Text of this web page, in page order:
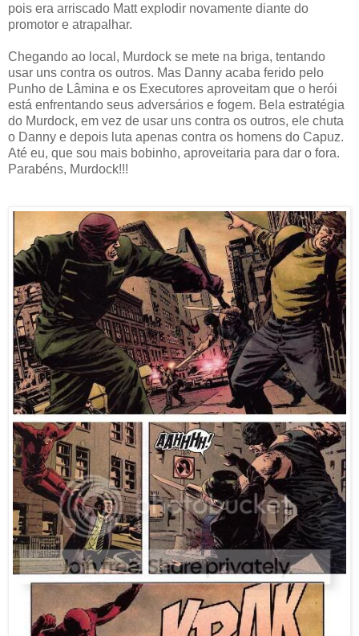
pois era arriscado Matt explodir novamente diante do
promotor e atrapalhar.
Chegando ao local, Murdock se mete na briga, tentando
usar uns contra os outros. Mas Danny acaba ferido pelo
Punho de Lâmina e os Executores aproveitam que o herói
está enfrentando seus adversários e fogem. Bela estratégia
do Murdock, em vez de usar uns contra os outros, ele chuta
o Danny e depois luta apenas contra os homens do Capuz.
Até eu, que sou mais bobinho, aproveitaria para dar o fora.
Parabéns, Murdock!!!